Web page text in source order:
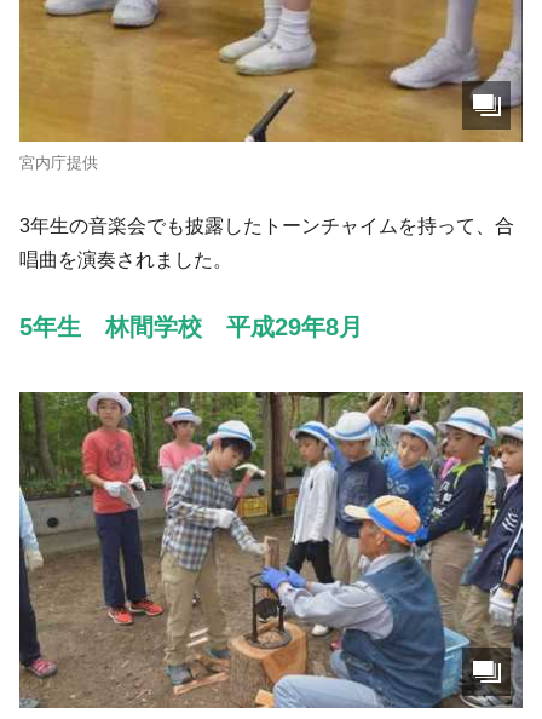
宮内庁提供
3年生の音楽会でも披露したトーンチャイムを持って、合
唱曲を演奏されました。
5年生 林間学校 平成29年8月